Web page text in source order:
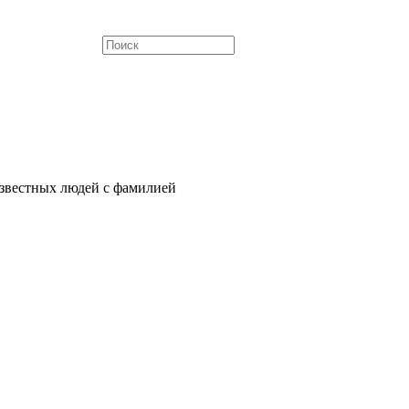
людей с фамилией